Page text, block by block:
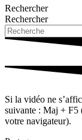
Rechercher
Rechercher
Si la vidéo ne
suivante : Maj + F5
votre navigateur).